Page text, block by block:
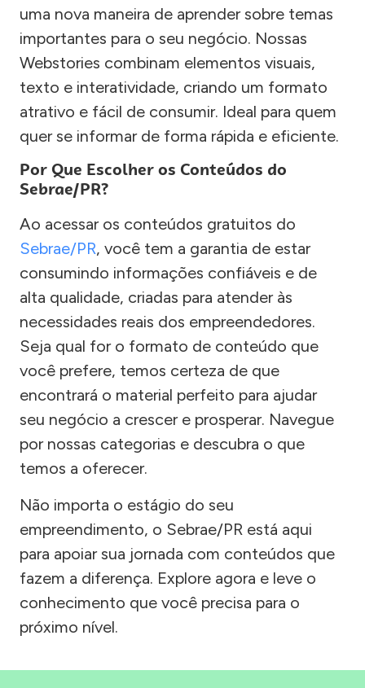
uma nova maneira de aprender sobre temas
importantes para o seu negócio. Nossas
Webstories combinam elementos visuais,
texto e interatividade, criando um formato
atrativo e fácil de consumir. Ideal para quem
quer se informar de forma rápida e eficiente.
Por Que Escolher os Conteúdos do
Sebrae/PR?
Ao acessar os conteúdos gratuitos do
Sebrae/PR, você tem a garantia de estar
consumindo informações confiáveis e de
alta qualidade, criadas para atender às
necessidades reais dos empreendedores.
Seja qual for o formato de conteúdo que
você prefere, temos certeza de que
encontrará o material perfeito para ajudar
seu negócio a crescer e prosperar. Navegue
por nossas categorias e descubra o que
temos a oferecer.
Não importa o estágio do seu
empreendimento, o Sebrae/PR está aqui
para apoiar sua jornada com conteúdos que
fazem a diferença. Explore agora e leve o
conhecimento que você precisa para o
próximo nível.